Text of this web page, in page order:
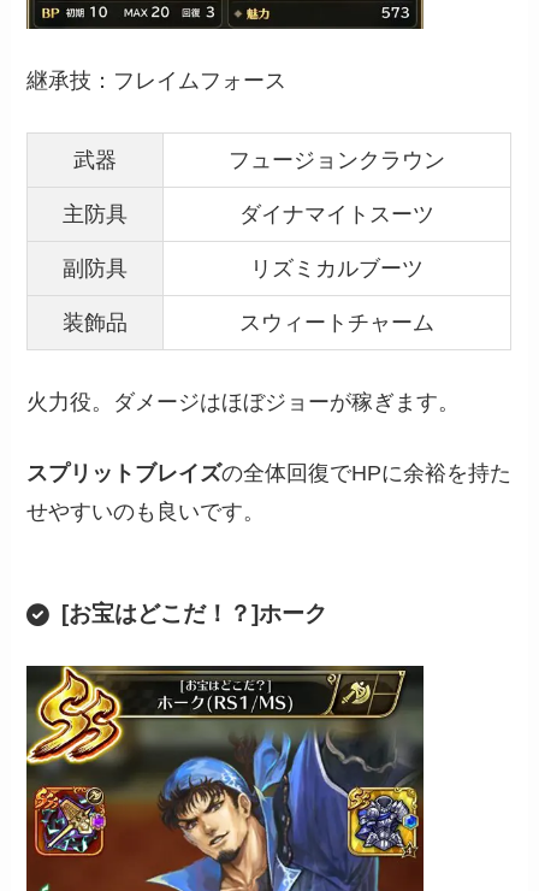
継承技：フレイムフォース
武器 フュージョンクラウン
主防具 ダイナマイトスーツ
副防具 リズミカルブーツ
装飾品 スウィートチャーム
火力役。ダメージはほぼジョーが稼ぎます。
スプリットブレイズの全体回復でHPに余裕を持た
せやすいのも良いです。
[お宝はどこだ！？]ホーク